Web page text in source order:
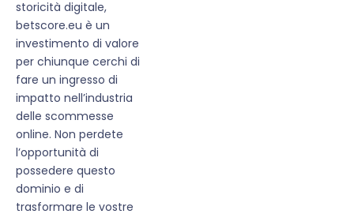
storicità digitale,
betscore.eu è un
investimento di valore
per chiunque cerchi di
fare un ingresso di
impatto nell’industria
delle scommesse
online. Non perdete
l’opportunità di
possedere questo
dominio e di
trasformare le vostre